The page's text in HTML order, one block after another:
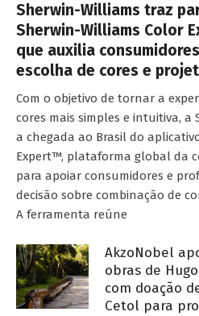
Sherwin-Williams traz
Sherwin-Williams Color
que auxilia
escolha de cores e
Com o objetivo de tornar a
cores mais simples e intuitiva, a
a chegada ao Brasil do
Expert™, plataforma global da
para apoiar consumidores e
decisão sobre combinação de
A ferramenta reúne
AkzoNobel
obras de
com doação
Cetol para